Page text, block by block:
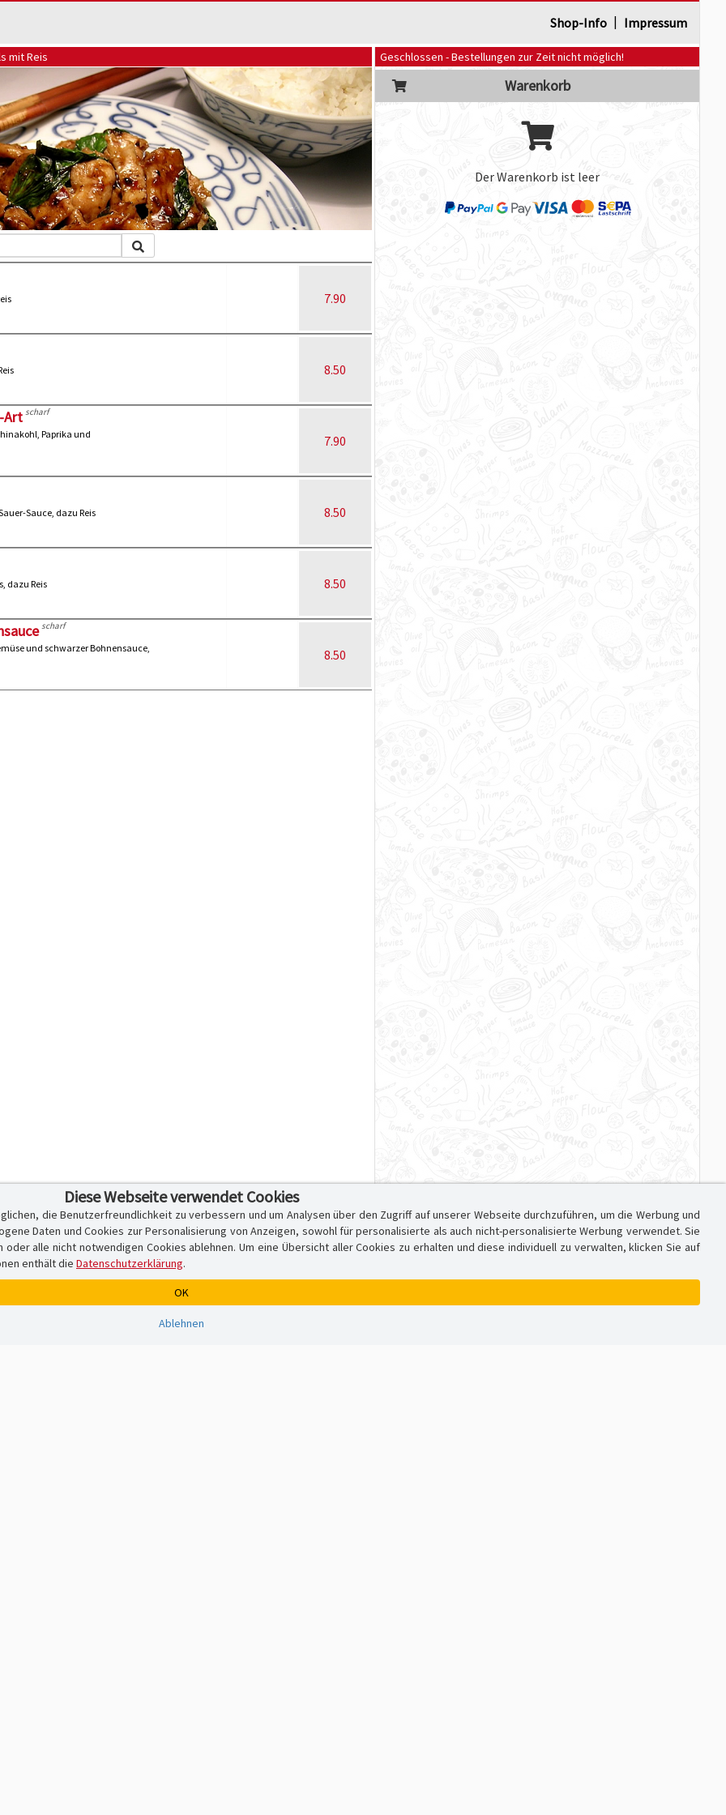
Shop-Info | Impressum
Geschlossen - Bestellungen zur Zeit nicht möglich!
Warenkorb
Der Warenkorb ist leer
mit Reis
7.90
8.50
Art scharf
Paprika und
7.90
Sauce, dazu Reis
8.50
dazu Reis
8.50
scharf
und schwarzer Bohnensauce,
8.50
Diese Webseite verwendet Cookies
die Benutzerfreundlichkeit zu verbessern und um Analysen über den Zugriff auf unserer Webseite durchzuführen, um die Werbung und
Daten und Cookies zur Personalisierung von Anzeigen, sowohl für personalisierte als auch nicht-personalisierte Werbung verwendet. Sie
alle nicht notwendigen Cookies ablehnen. Um eine Übersicht aller Cookies zu erhalten und diese individuell zu verwalten, klicken Sie auf
enthält die Datenschutzerklärung.
OK
Ablehnen